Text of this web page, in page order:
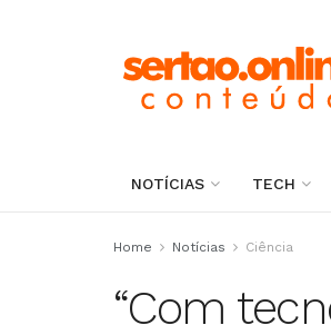
NOTÍCIAS TECH
Home Notícias Ciência
“Com